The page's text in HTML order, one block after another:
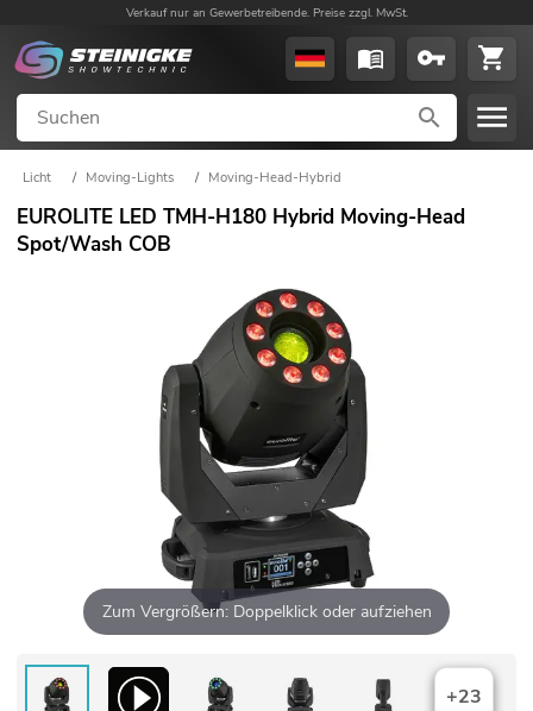
Verkauf nur an Gewerbetreibende. Preise zzgl. MwSt.
Licht / Moving-Lights / Moving-Head-Hybrid
EUROLITE LED TMH-H180 Hybrid Moving-Head
Spot/Wash COB
Zum Vergrößern: Doppelklick oder aufziehen
+23